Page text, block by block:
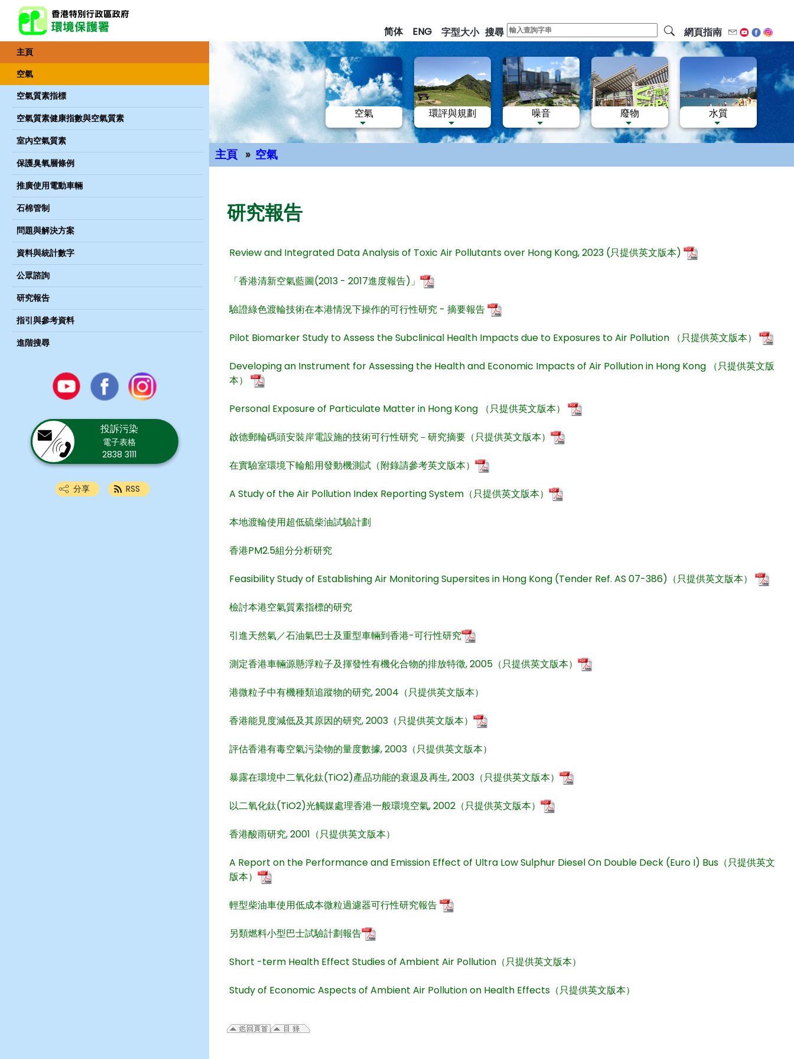
主
要
內
简体 ENG 字型大小 搜尋 網頁指南 電郵Youtube
主頁
空氣
空氣質素指標
空氣質素健康指數與空氣質素
室內空氣質素
保護臭氧層條例
推廣使用電動車輛
石棉管制
問題與解決方案
資料與統計數字
公眾諮詢
研究報告
指引與參考資料
進階搜尋
Youtube
FacebookInstagram
投訴污染
電子表格
2838 3111
分享 RSS
空氣 環評與規劃 噪音 廢物 水質
主頁 空氣
研究報告
Review and Integrated Data Analysis of Toxic Air Pollutants over Hong Kong, 2023 (只提供英文版本)
「香港清新空氣藍圖(2013 - 2017進度報告)」
驗證綠色渡輪技術在本港情況下操作的可行性研究 - 摘要報告
Pilot Biomarker Study to Assess the Subclinical Health Impacts due to Exposures to Air Pollution （只提供英文版本）
Developing an Instrument for Assessing the Health and Economic Impacts of Air Pollution in Hong Kong （只提供英文版
本）
Personal Exposure of Particulate Matter in Hong Kong （只提供英文版本）
啟德郵輪碼頭安裝岸電設施的技術可行性研究－研究摘要（只提供英文版本）
在實驗室環境下輪船用發動機測試（附錄請參考英文版本）
A Study of the Air Pollution Index Reporting System（只提供英文版本）
本地渡輪使用超低硫柴油試驗計劃
香港PM2.5組分分析研究
Feasibility Study of Establishing Air Monitoring Supersites in Hong Kong (Tender Ref. AS 07-386)（只提供英文版本）
檢討本港空氣質素指標的研究
引進天然氣／石油氣巴士及重型車輛到香港-可行性研究
測定香港車輛源懸浮粒子及揮發性有機化合物的排放特徵, 2005（只提供英文版本）
港微粒子中有機種類追蹤物的研究, 2004（只提供英文版本）
香港能見度減低及其原因的研究, 2003（只提供英文版本）
評估香港有毒空氣污染物的量度數據, 2003（只提供英文版本）
暴露在環境中二氧化鈦(TiO2)產品功能的衰退及再生, 2003（只提供英文版本）
以二氧化鈦(TiO2)光觸媒處理香港一般環境空氣, 2002（只提供英文版本）
香港酸雨研究, 2001（只提供英文版本）
A Report on the Performance and Emission Effect of Ultra Low Sulphur Diesel On Double Deck (Euro I) Bus（只提供英文
版本）
輕型柴油車使用低成本微粒過濾器可行性研究報告
另類燃料小型巴士試驗計劃報告
Short -term Health Effect Studies of Ambient Air Pollution（只提供英文版本）
Study of Economic Aspects of Ambient Air Pollution on Health Effects（只提供英文版本）